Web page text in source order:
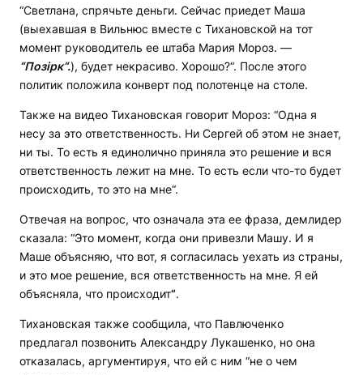
“Светлана, спрячьте деньги. Сейчас приедет Маша
(выехавшая в Вильнюс вместе с Тихановской на тот
момент руководитель ее штаба Мария Мороз. —
“Позірк“.), будет некрасиво. Хорошо?“. После этого
политик положила конверт под полотенце на столе.
Также на видео Тихановская говорит Мороз: “Одна я
несу за это ответственность. Ни Сергей об этом не знает,
ни ты. То есть я единолично приняла это решение и вся
ответственность лежит на мне. То есть если что-то будет
происходить, то это на мне“.
Отвечая на вопрос, что означала эта ее фраза, демлидер
сказала: “Это момент, когда они привезли Машу. И я
Маше объясняю, что вот, я согласилась уехать из страны,
и это мое решение, вся ответственность на мне. Я ей
объясняла, что происходит“.
Тихановская также сообщила, что Павлюченко
предлагал позвонить Александру Лукашенко, но она
отказалась, аргументируя, что ей с ним “не о чем